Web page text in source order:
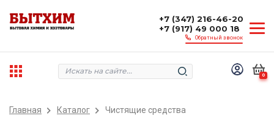
+7 (347) 216-46-20
+7 (917) 49 000 18
Обратный звонок
0
Главная Каталог Чистящие средства